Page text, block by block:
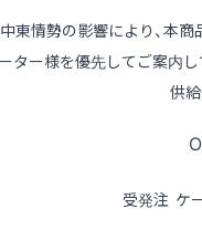
東情勢の影響により、本
ター様を優先してご案内
供
受発注 ケ